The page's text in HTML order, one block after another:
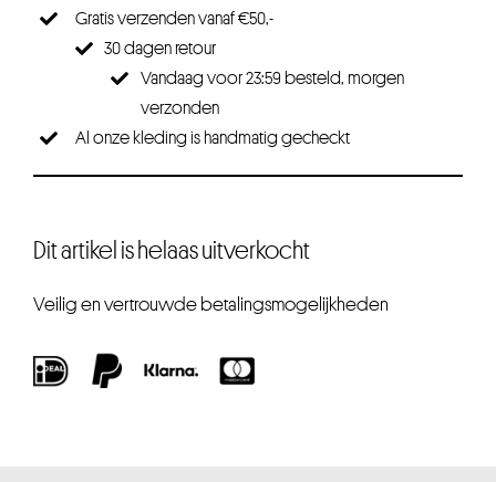
Gratis verzenden vanaf €50,-
30 dagen retour
Vandaag voor 23:59 besteld, morgen
verzonden
Al onze kleding is handmatig gecheckt
Dit artikel is helaas uitverkocht
Veilig en vertrouwde betalingsmogelijkheden